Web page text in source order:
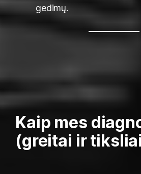
gedimų.
Kaip mes
(greitai ir